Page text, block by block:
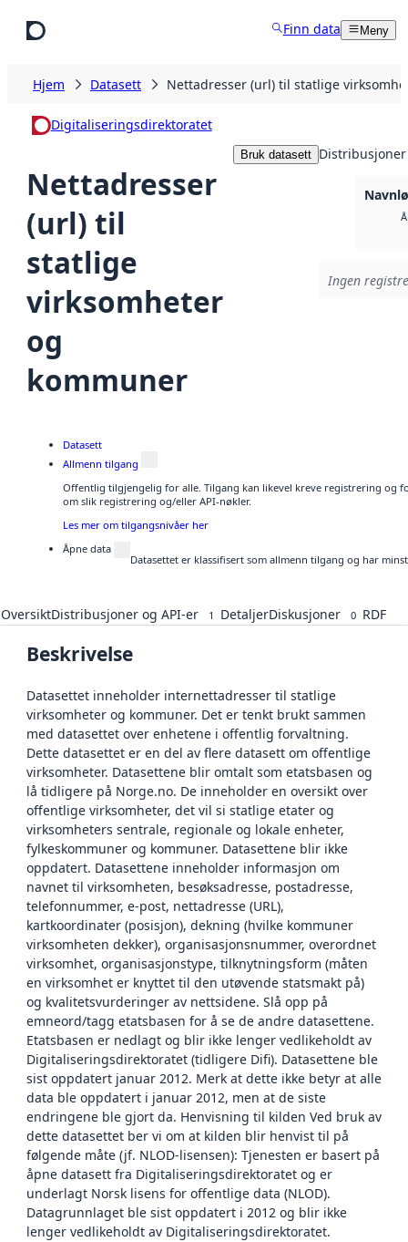
Finn data Meny
Hjem Datasett Nettadresser (url) til statlige
Digitaliseringsdirektoratet
Nettadresser
(url) til
statlige
virksomheter
og
kommuner
Bruk datasett Distribusjoner
Ingen
Datasett
Allmenn tilgang
Offentlig tilgjengelig for alle. Tilgang kan likevel kreve registrering og
om slik registrering og/eller API-nøkler.
Les mer om tilgangsnivåer her
Åpne data
Datasettet er klassifisert som allmenn tilgang og har
OversiktDistribusjoner og API-er 1 DetaljerDiskusjoner 0 RDF
Beskrivelse
Datasettet inneholder internettadresser til statlige
virksomheter og kommuner. Det er tenkt brukt sammen
med datasettet over enhetene i offentlig forvaltning.
Dette datasettet er en del av flere datasett om offentlige
virksomheter. Datasettene blir omtalt som etatsbasen og
lå tidligere på Norge.no. De inneholder en oversikt over
offentlige virksomheter, det vil si statlige etater og
virksomheters sentrale, regionale og lokale enheter,
fylkeskommuner og kommuner. Datasettene blir ikke
oppdatert. Datasettene inneholder informasjon om
navnet til virksomheten, besøksadresse, postadresse,
telefonnummer, e-post, nettadresse (URL),
kartkoordinater (posisjon), dekning (hvilke kommuner
virksomheten dekker), organisasjonsnummer, overordnet
virksomhet, organisasjonstype, tilknytningsform (måten
en virksomhet er knyttet til den utøvende statsmakt på)
og kvalitetsvurderinger av nettsidene. Slå opp på
emneord/tagg etatsbasen for å se de andre datasettene.
Etatsbasen er nedlagt og blir ikke lenger vedlikeholdt av
Digitaliseringsdirektoratet (tidligere Difi). Datasettene ble
sist oppdatert januar 2012. Merk at dette ikke betyr at alle
data ble oppdatert i januar 2012, men at de siste
endringene ble gjort da. Henvisning til kilden Ved bruk av
dette datasettet ber vi om at kilden blir henvist til på
følgende måte (jf. NLOD-lisensen): Tjenesten er basert på
åpne datasett fra Digitaliseringsdirektoratet og er
underlagt Norsk lisens for offentlige data (NLOD).
Datagrunnlaget ble sist oppdatert i 2012 og blir ikke
lenger vedlikeholdt av Digitaliseringsdirektoratet.